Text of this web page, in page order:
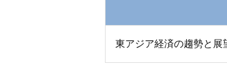
東アジア経済の趨勢と展